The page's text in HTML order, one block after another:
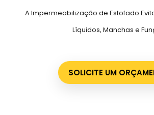
A Impermeabilização de Estofado
Líquidos, Manchas e
SOLICITE UM